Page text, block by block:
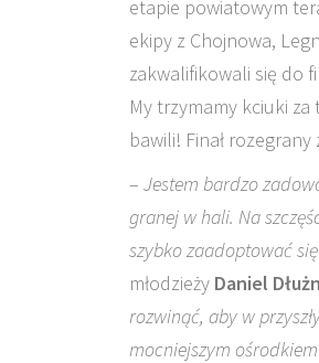
etapie powiatowym
ekipy z Chojnowa,
zakwalifikowali się do
My trzymamy kciuki
bawili! Finał
– Jestem bardzo
granej w hali. Na
szybko zaadoptować
młodzieży Daniel
rozwinąć, aby w
mocniejszym